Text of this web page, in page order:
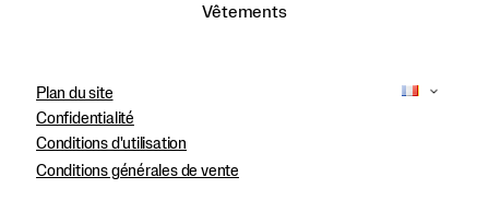
Vêtements
Plan du site
Confidentialité
Conditions d'utilisation
Conditions générales de vente